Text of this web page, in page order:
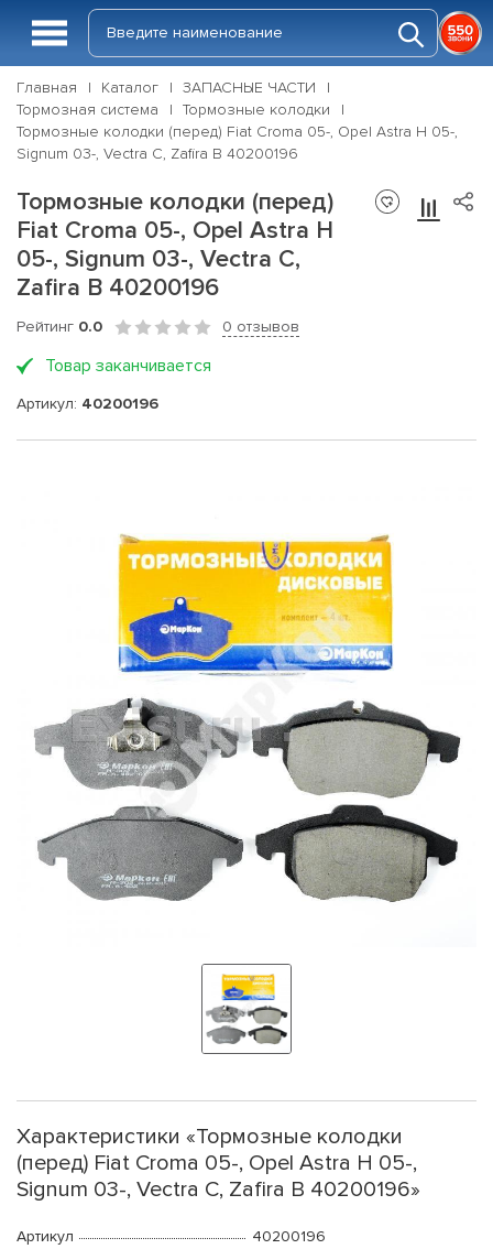
Главная Каталог
ЗАПАСНЫЕ ЧАСТИ
Тормозная система
Тормозные колодки
Тормозные колодки (перед) Fiat Croma 05-, Opel Astra H 05-,
Signum 03-, Vectra C, Zafira B 40200196
Тормозные колодки (перед)
Fiat Croma 05-, Opel Astra H
05-, Signum 03-, Vectra C,
Zafira B 40200196
Рейтинг 0.0 0 отзывов
Товар заканчивается
Артикул: 40200196
Характеристики «Тормозные колодки
(перед) Fiat Croma 05-, Opel Astra H 05-,
Signum 03-, Vectra C, Zafira B 40200196»
Артикул
40200196